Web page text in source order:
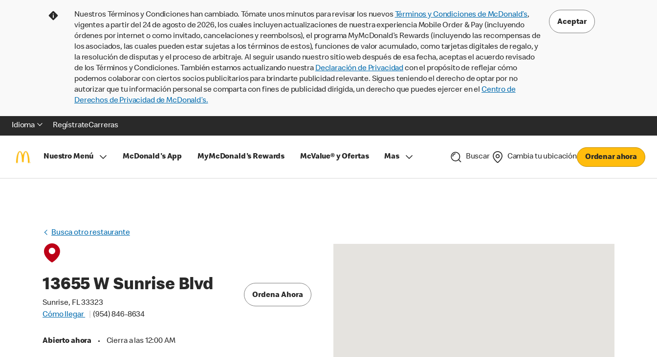
Nuestros Términos y Condiciones han cambiado. Tómate unos minutos para revisar los nuevos Términos y Condiciones de McDonald’s,
vigentes a partir del 24 de agosto de 2026, los cuales incluyen actualizaciones de nuestra experiencia Mobile Order & Pay (incluyendo
órdenes por internet o como invitado, cancelaciones y reembolsos), el programa MyMcDonald’s Rewards (incluyendo las recompensas de
los asociados, las cuales pueden estar sujetas a los términos de estos), funciones de valor acumulado, como tarjetas digitales de regalo, y
la resolución de disputas y el proceso de arbitraje. Al seguir usando nuestro sitio web después de esa fecha, aceptas el acuerdo revisado
de los Términos y Condiciones. También estamos actualizando nuestra Declaración de Privacidadcon el propósito de reflejar cómo
podemos colaborar con ciertos socios publicitarios para brindarte publicidad relevante. Sigues teniendo el derecho de optar por no
autorizar que tu información personal se comparta con fines de publicidad dirigida, un derecho que puedes ejercer en el Centro de
Derechos de Privacidad de McDonald’s.
Aceptar
Idioma RegístrateCarreras
Nuestro Menú McDonald's App MyMcDonald's Rewards McValue® y Ofertas Mas Buscar Cambia tu ubicación Ordenar ahora
Busca otro restaurante
13655 W Sunrise Blvd
Sunrise, FL 33323
Cómo llegar
(954) 846-8634
Abierto ahora • Cierra a las 12:00 AM
Ordena Ahora